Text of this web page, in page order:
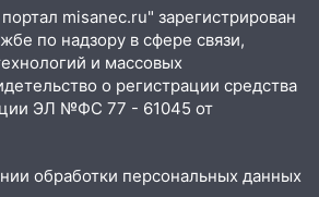
аграрии смогут
с отсрочкой платежа
управлении
Дня сотрудника органов
misanec.ru" зарегистрирован
по надзору в сфере связи,
и массовых
о регистрации средства
ЭЛ №ФС 77 - 61045 от
обработки персональных данных